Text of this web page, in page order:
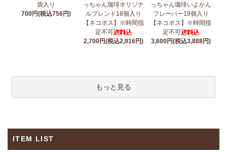
袋入り
700円(税込756円)
っちゃん珈琲オリジナ
ルブレンド18個入り
【ネコポス】※時間指
定不可
2,700円(税込2,916円)
っちゃん珈琲いよかん
フレーバー18個入り
【ネコポス】※時間指
定不可
3,600円(税込3,888円)
もっと見る
ITEM LIST